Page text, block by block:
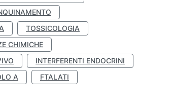
TOSSICOLOGIA
CHIMICHE
INTERFERENTI ENDOCRINI
A
FTALATI